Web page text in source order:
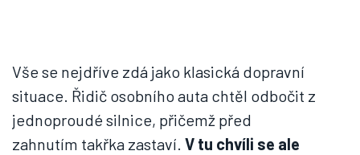
Vše se nejdříve zdá jako klasická dopravní
situace. Řidič osobního auta chtěl odbočit z
jednoproudé silnice, přičemž před
zahnutím takřka zastaví. V tu chvíli se ale